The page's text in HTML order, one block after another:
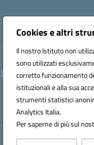
Cookies e altri
Il nostro Istituto non
sono utilizzati
corretto funzionamento
istituzionali e alla sua
strumenti statistici
Analytics Italia.
Per saperne di più sul